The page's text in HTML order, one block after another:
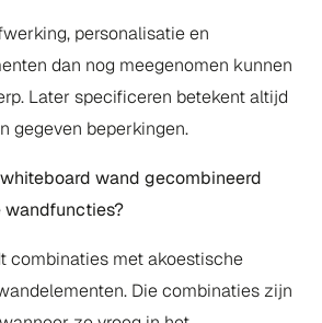
personalisatie en
dan nog meegenomen kunnen
Later specificeren betekent altijd
gegeven beperkingen.
wand gecombineerd
wandfuncties?
combinaties met akoestische
Die combinaties zijn